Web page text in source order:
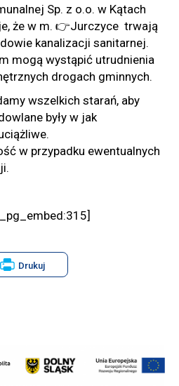
Sp. z o.o. w Kątach
że w m. 👉Jurczyce trwają
kanalizacji sanitarnej.
mogą wystąpić utrudnienia
drogach gminnych.
wszelkich starań, aby
były w jak
w przypadku ewentualnych
Will
open
Drukuj